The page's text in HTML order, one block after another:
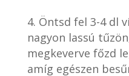
Öntsd fel 3-4 dl
nagyon lassú
megkeverve főzd
amíg egészen